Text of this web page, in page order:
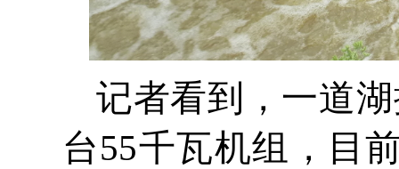
记者看到，一道
台55千瓦机组，目